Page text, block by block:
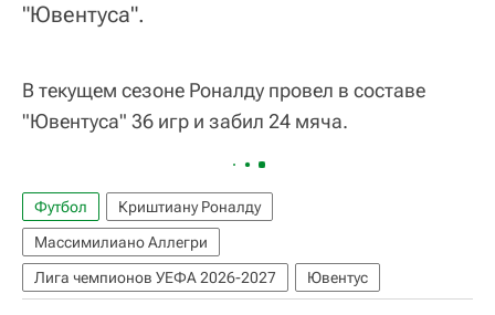
"Ювентуса".
В текущем сезоне Роналду провел в составе
"Ювентуса" 36 игр и забил 24 мяча.
Футбол
Криштиану Роналду
Массимилиано Аллегри
Лига чемпионов УЕФА 2026-2027
Ювентус